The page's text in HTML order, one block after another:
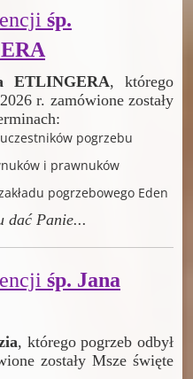
śp.
ETLINGERA, którego
r. zamówione zostały
pogrzebu
i prawnuków
pogrzebowego Eden
dać Panie...
śp. Jana
, którego pogrzeb odbył
zostały Msze święte